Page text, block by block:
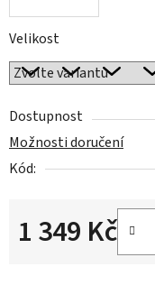
Velikost
Dostupnost
Možnosti doručení
Kód:
1 349 Kč